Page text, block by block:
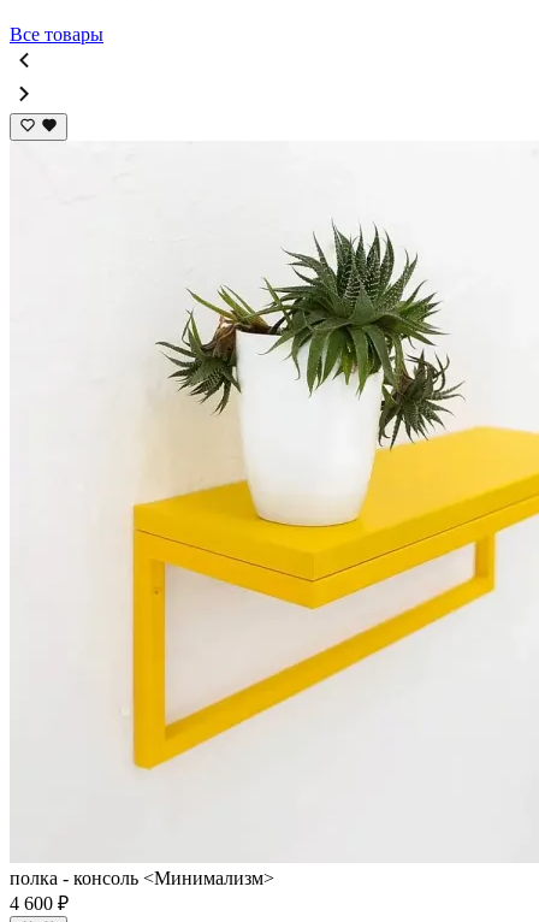
Все товары
полка - консоль <Минимализм>
4 600 ₽